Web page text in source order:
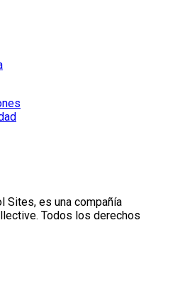
Sites, es una compañía
Todos los derechos